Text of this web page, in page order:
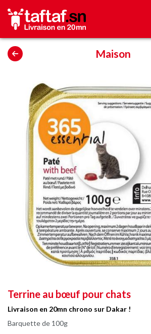
Maison
Terrine au bœuf pour chats
Livraison en 20mn chrono sur Dakar !
Barquette de 100g